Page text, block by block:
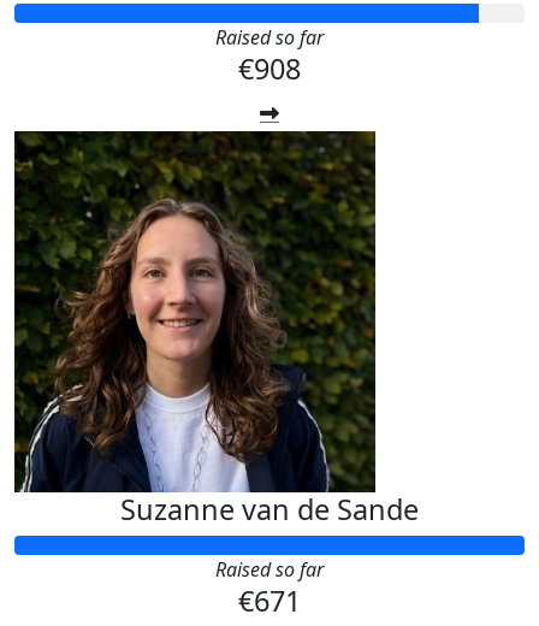
Raised so far
€908
Suzanne van de Sande
Raised so far
€671